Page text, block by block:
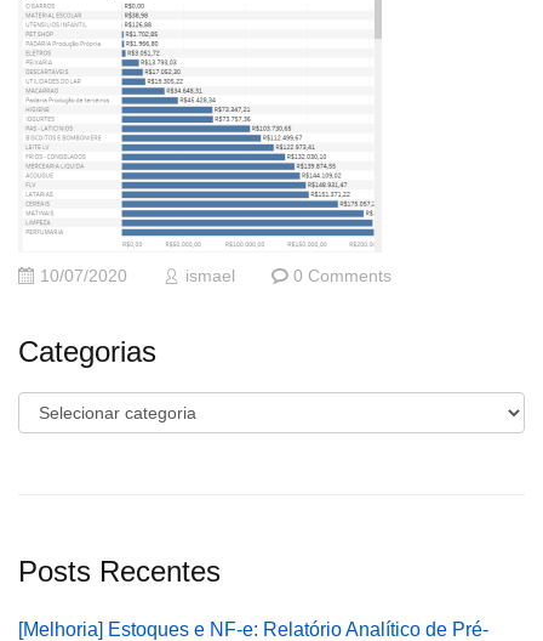
10/07/2020 ismael 0 Comments
Categorias
Categorias
Posts Recentes
[Melhoria] Estoques e NF-e: Relatório Analítico de Pré-